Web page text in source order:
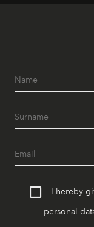
geceye taşıyarak
I hereby
personal